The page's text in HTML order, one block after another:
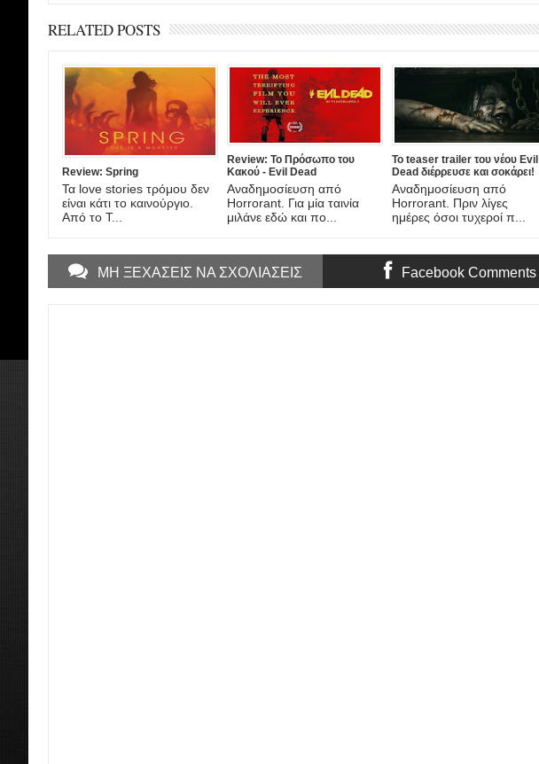
RELATED POSTS
Review: Spring
Τα love stories τρόμου δεν
είναι κάτι το καινούργιο.
Από το T...
Review: Το Πρόσωπο του
Κακού - Evil Dead
Αναδημοσίευση από
Horrorant. Για μία ταινία
μιλάνε εδώ και πο...
Το teaser trailer του νέου Evil
Dead διέρρευσε και σοκάρει!
Αναδημοσίευση από
Horrorant. Πριν λίγες
ημέρες όσοι τυχεροί π...
ΜΗ ΞΕΧΑΣΕΙΣ ΝΑ ΣΧΟΛΙΑΣΕΙΣ Facebook Comments